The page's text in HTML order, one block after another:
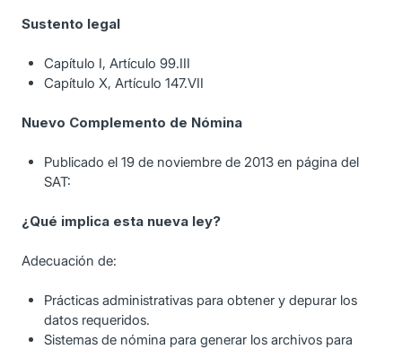
Sustento legal
Capítulo I, Artículo 99.III
Capítulo X, Artículo 147.VII
Nuevo Complemento de Nómina
Publicado el 19 de noviembre de 2013 en página del
SAT:
¿Qué implica esta nueva ley?
Adecuación de:
Prácticas administrativas para obtener y depurar los
datos requeridos.
Sistemas de nómina para generar los archivos para